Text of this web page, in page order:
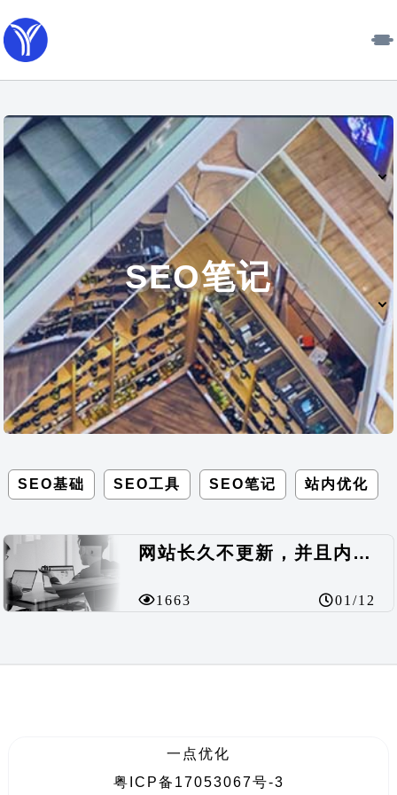
SEO笔记
SEO基础 SEO工具 SEO笔记 站内优化
网站长久不更新，并且内容少，被降权了
1663 01/12
一点优化
粤ICP备17053067号-3